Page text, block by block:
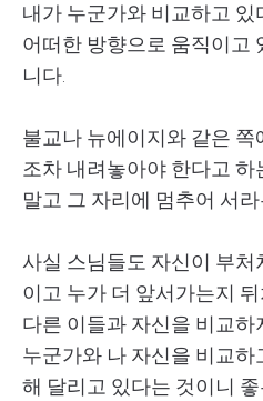
내가 누군가와 비교하고 있
어떠한 방향으로 움직이고
니다.
불교나 뉴에이지와 같은
조차 내려놓아야 한다고 하
말고 그 자리에 멈추어 서
사실 스님들도 자신이 부처
이고 누가 더 앞서가는지
다른 이들과 자신을 비교하
누군가와 나 자신을 비교
해 달리고 있다는 것이니